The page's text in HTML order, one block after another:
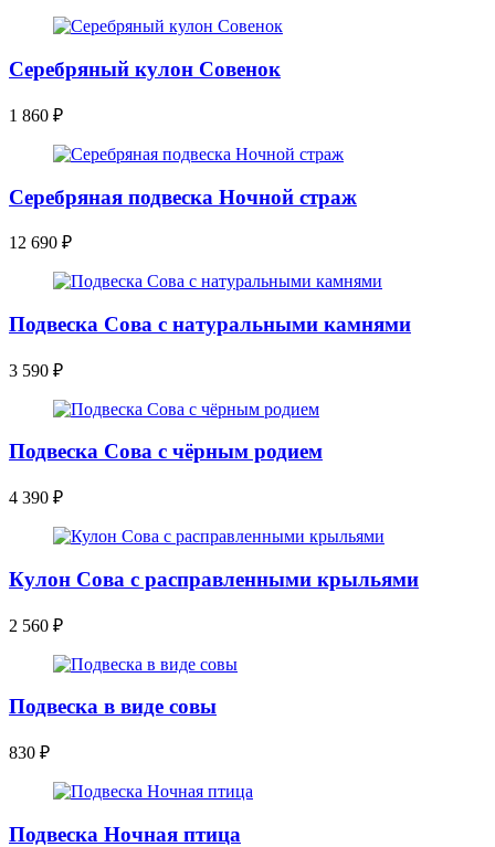
Серебряный кулон Совенок
1 860 ₽
Серебряная подвеска Ночной страж
12 690 ₽
Подвеска Сова с натуральными камнями
3 590 ₽
Подвеска Сова с чёрным родием
4 390 ₽
Кулон Сова с расправленными крыльями
2 560 ₽
Подвеска в виде совы
830 ₽
Подвеска Ночная птица